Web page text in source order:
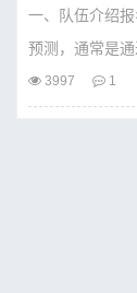
一、队伍介绍
预测，通常是
3997 1